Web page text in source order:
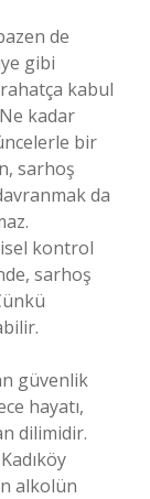
de
gibi
kabul
kadar
bir
sarhoş
da
kontrol
sarhoş
güvenlik
hayatı,
dilimidir.
alkolün